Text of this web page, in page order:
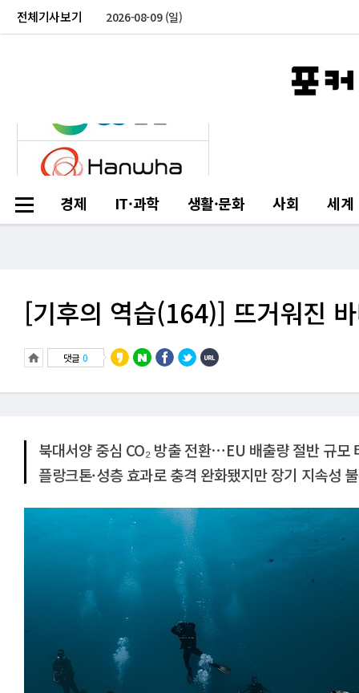
전체기사보기 2026-08-09 (일)
경제 IT·과학 생활·문화 사회 세계
[기후의 역습(164)] 뜨거워진
댓글 0
북대서양 중심 CO₂ 방출 전환⋯EU 배출량 절반 규모
플랑크톤·성층 효과로 충격 완화됐지만 장기 지속성